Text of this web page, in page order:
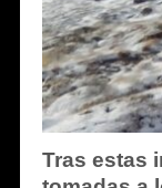
Tras estas